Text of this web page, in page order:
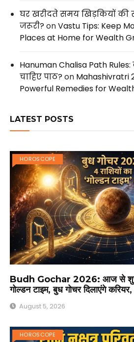
घर खरीदते समय खिड़कियों की
जरूरी?onVastu Tips: Keep
Places at Home for Wealth
Hanuman Chalisa Path
चाहिए पाठ?on Mahashivratri
Powerful Remedies for
LATEST POSTS
HOROSCOPE
Budh Gochar 2026: आज से शुरू
गोल्डन टाइम, बुध गोचर दिलाएंगे
August 5, 2026
HOROSCOPE